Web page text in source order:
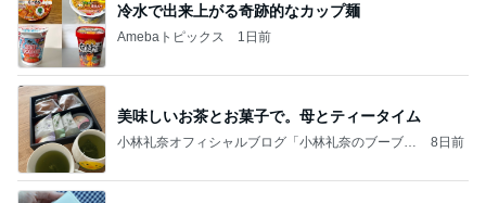
冷水で出来上がる奇跡的なカップ麺
Amebaトピックス 1日前
美味しいお茶とお菓子で。母とティータイム
小林礼奈オフィシャルブログ「小林礼奈のブーブー
8日前